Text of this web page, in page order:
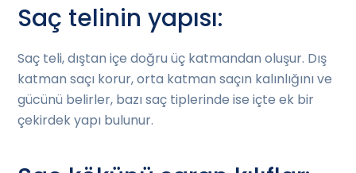
Saç telinin yapısı:
Saç teli, dıştan içe doğru üç katmandan oluşur. Dış
katman saçı korur, orta katman saçın kalınlığını ve
gücünü belirler, bazı saç tiplerinde ise içte ek bir
çekirdek yapı bulunur.